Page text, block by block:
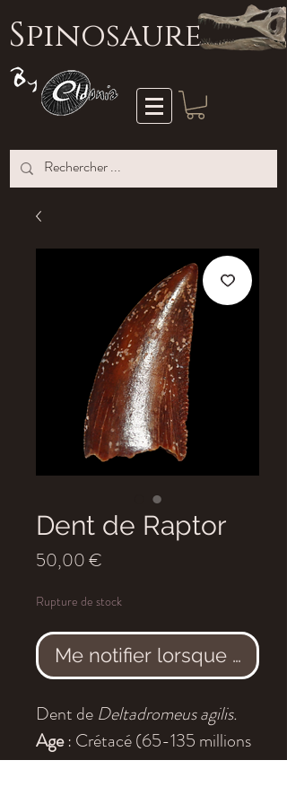
Spinosaure
Dent de Raptor
50,00 €
Rupture de stock
Me notifier lorsque cet
Dent de Deltadromeus agilis.
Age: Crétacé (65-135 millions
d'années)